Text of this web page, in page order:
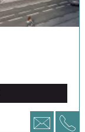
📧 📞